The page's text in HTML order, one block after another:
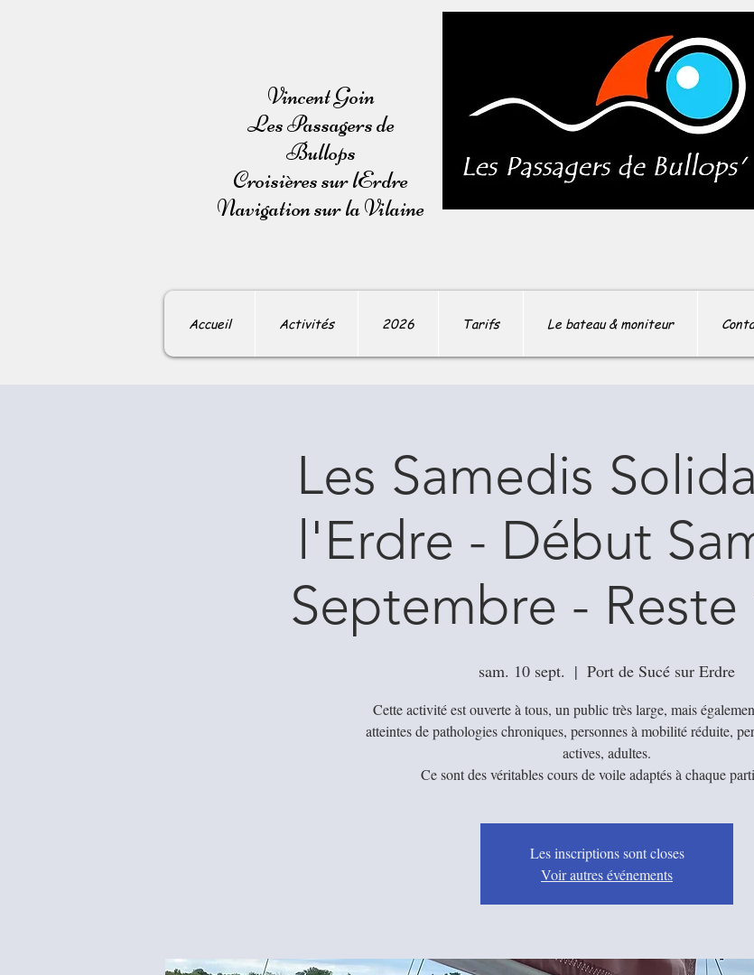
Vincent Goin
Les Passagers de
Bullops
Croisières sur lErdre
Navigation sur la Vilaine
Les Samedis
l'Erdre - Début
Septembre - Reste
sam. 10 sept.
  |
Port de Sucé sur Erdre
Cette activité est ouverte à tous, un public très large, mais
atteintes de pathologies chroniques, personnes à mobilité réduite,
actives, adultes.
Les inscriptions sont closes
Voir autres événements
Accueil Activités 2026 Tarifs Le bateau & moniteur